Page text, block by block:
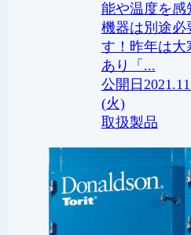
能や温度を感
機器は別途必
す！昨年は大
あり「...
(火)
取扱製品